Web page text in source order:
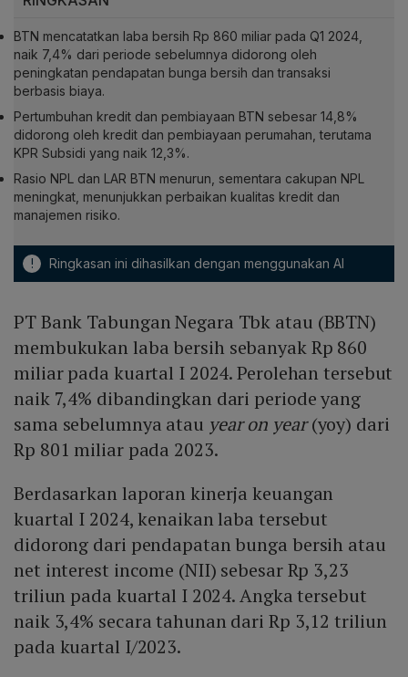
BTN mencatatkan laba bersih Rp 860 miliar pada Q1 2024,
naik 7,4% dari periode sebelumnya didorong oleh
peningkatan pendapatan bunga bersih dan transaksi
berbasis biaya.
Pertumbuhan kredit dan pembiayaan BTN sebesar 14,8%
didorong oleh kredit dan pembiayaan perumahan, terutama
KPR Subsidi yang naik 12,3%.
Rasio NPL dan LAR BTN menurun, sementara cakupan NPL
meningkat, menunjukkan perbaikan kualitas kredit dan
manajemen risiko.
! Ringkasan ini dihasilkan dengan menggunakan AI
PT Bank Tabungan Negara Tbk atau (BBTN)
membukukan laba bersih sebanyak Rp 860
miliar pada kuartal I 2024. Perolehan tersebut
naik 7,4% dibandingkan dari periode yang
sama sebelumnya atau year on year(yoy) dari
Rp 801 miliar pada 2023.
Berdasarkan laporan kinerja keuangan
kuartal I 2024, kenaikan laba tersebut
didorong dari pendapatan bunga bersih atau
net interest income (NII) sebesar Rp 3,23
triliun pada kuartal I 2024. Angka tersebut
naik 3,4% secara tahunan dari Rp 3,12 triliun
pada kuartal I/2023.